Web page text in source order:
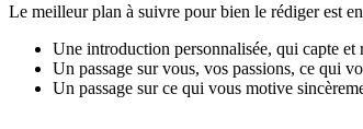
Le meilleur plan à suivre pour bien le rédiger est
Une introduction personnalisée, qui capte et
Un passage sur vous, vos passions, ce qui
Un passage sur ce qui vous motive